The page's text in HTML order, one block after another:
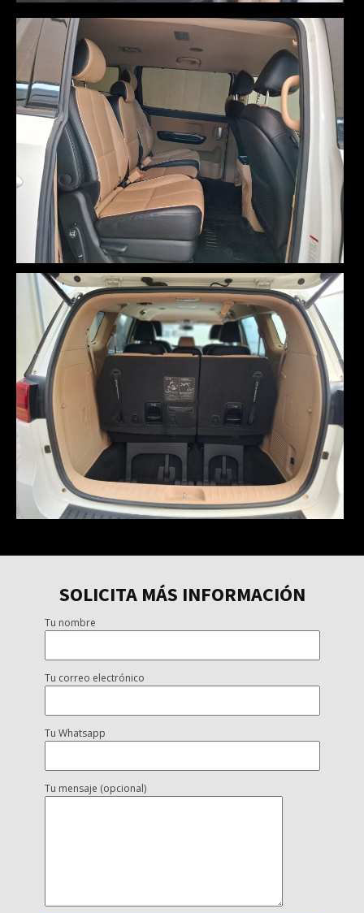
SOLICITA MÁS INFORMACIÓN
Tu nombre
Tu correo electrónico
Tu Whatsapp
Tu mensaje (opcional)